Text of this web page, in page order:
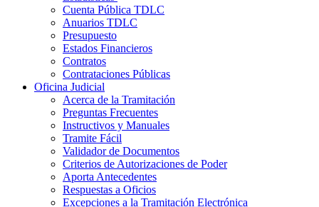
Cuenta Pública TDLC
Anuarios TDLC
Presupuesto
Estados Financieros
Contratos
Contrataciones Públicas
Oficina Judicial
Acerca de la Tramitación
Preguntas Frecuentes
Instructivos y Manuales
Tramite Fácil
Validador de Documentos
Criterios de Autorizaciones de Poder
Aporta Antecedentes
Respuestas a Oficios
Excepciones a la Tramitación Electrónica